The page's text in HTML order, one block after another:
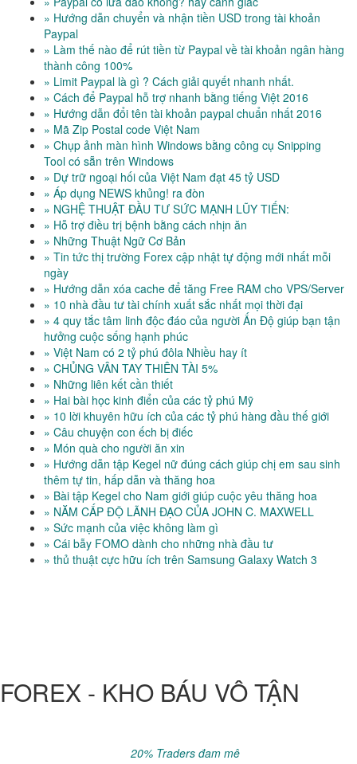
» Hướng dẫn chuyển và nhận tiền USD trong tài khoản
Paypal
» Làm thế nào để rút tiền từ Paypal về tài khoản ngân hàng
thành công 100%
» Limit Paypal là gì ? Cách giải quyết nhanh nhất.
» Cách để Paypal hỗ trợ nhanh bằng tiếng Việt 2016
» Hướng dẫn đổi tên tài khoản paypal chuẩn nhất 2016
» Mã Zip Postal code Việt Nam
» Chụp ảnh màn hình Windows bằng công cụ Snipping
Tool có sẵn trên Windows
» Dự trữ ngoại hối của Việt Nam đạt 45 tỷ USD
» Áp dụng NEWS khủng! ra đòn
» NGHỆ THUẬT ĐẦU TƯ SỨC MẠNH LŨY TIẾN:
» Hỗ trợ điều trị bệnh bằng cách nhịn ăn
» Những Thuật Ngữ Cơ Bản
» Tin tức thị trường Forex cập nhật tự động mới nhất mỗi
ngày
» Hướng dẫn xóa cache để tăng Free RAM cho VPS/Server
» 10 nhà đầu tư tài chính xuất sắc nhất mọi thời đại
» 4 quy tắc tâm linh độc đáo của người Ấn Độ giúp bạn tận
hưởng cuộc sống hạnh phúc
» Việt Nam có 2 tỷ phú đôla Nhiều hay ít
» CHỦNG VÂN TAY THIÊN TÀI 5%
» Những liên kết cần thiết
» Hai bài học kinh điển của các tỷ phú Mỹ
» 10 lời khuyên hữu ích của các tỷ phú hàng đầu thế giới
» Câu chuyện con ếch bị điếc
» Món quà cho người ăn xin
» Hướng dẫn tập Kegel nữ đúng cách giúp chị em sau sinh
thêm tự tin, hấp dẫn và thăng hoa
» Bài tập Kegel cho Nam giới giúp cuộc yêu thăng hoa
» NĂM CẤP ĐỘ LÃNH ĐẠO CỦA JOHN C. MAXWELL
» Sức mạnh của việc không làm gì
» Cái bẫy FOMO dành cho những nhà đầu tư
» thủ thuật cực hữu ích trên Samsung Galaxy Watch 3
FOREX - KHO BÁU VÔ TẬN
20% Traders đam mê